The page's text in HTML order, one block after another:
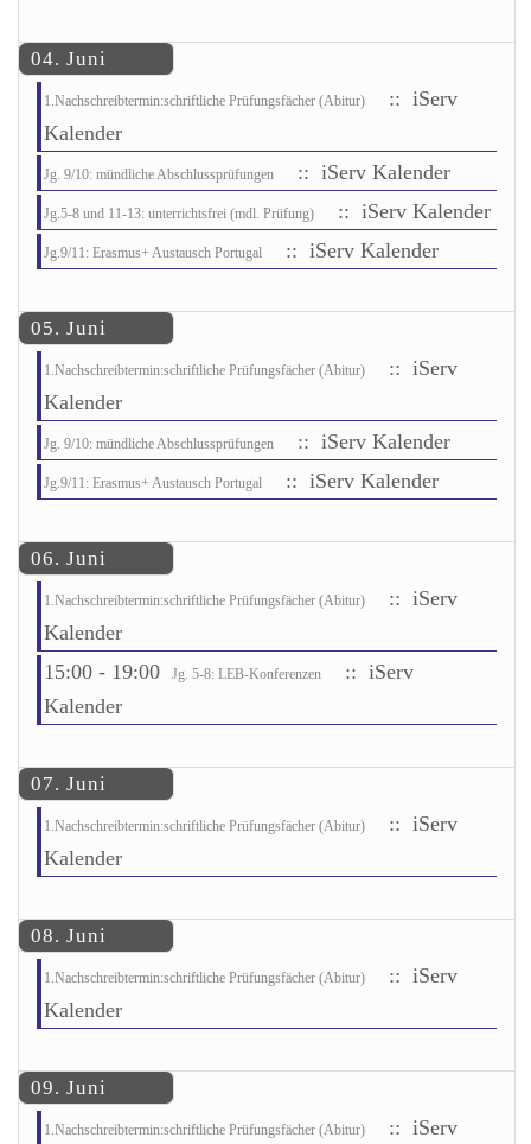
04. Juni
1.Nachschreibtermin:schriftliche Prüfungsfächer (Abitur)
:: iServ
Kalender
Jg. 9/10: mündliche Abschlussprüfungen :: iServ Kalender
Jg.5-8 und 11-13: unterrichtsfrei (mdl. Prüfung) :: iServ Kalender
Jg.9/11: Erasmus+ Austausch Portugal :: iServ Kalender
05. Juni
1.Nachschreibtermin:schriftliche Prüfungsfächer (Abitur)
:: iServ
Kalender
Jg. 9/10: mündliche Abschlussprüfungen :: iServ Kalender
Jg.9/11: Erasmus+ Austausch Portugal :: iServ Kalender
06. Juni
1.Nachschreibtermin:schriftliche Prüfungsfächer (Abitur)
:: iServ
Kalender
15:00 - 19:00
Jg. 5-8: LEB-Konferenzen
:: iServ
Kalender
07. Juni
1.Nachschreibtermin:schriftliche Prüfungsfächer (Abitur)
:: iServ
Kalender
08. Juni
1.Nachschreibtermin:schriftliche Prüfungsfächer (Abitur)
:: iServ
Kalender
09. Juni
1.Nachschreibtermin:schriftliche Prüfungsfächer (Abitur)
:: iServ